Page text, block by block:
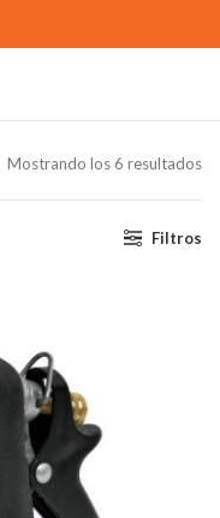
Mostrando los 6 resultados
Filtros